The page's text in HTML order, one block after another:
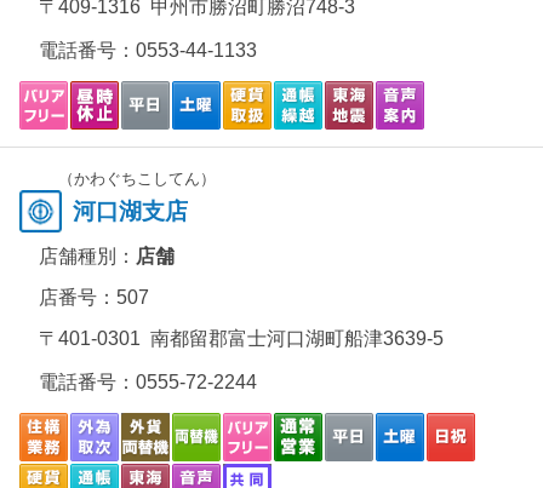
〒409-1316 甲州市勝沼町勝沼748-3
電話番号： 0553-44-1133
（かわぐちこしてん）
河口湖支店
店舗種別： 店舗
店番号：507
〒401-0301 南都留郡富士河口湖町船津3639-5
電話番号： 0555-72-2244